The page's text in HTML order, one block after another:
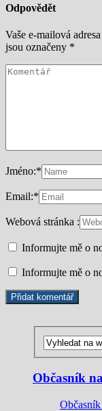
Odpovědět
Vaše e-mailová
jsou označeny *
Jméno:*
Email:*
Webová stránka :
Informujte mě o
Informujte mě o
Občasník